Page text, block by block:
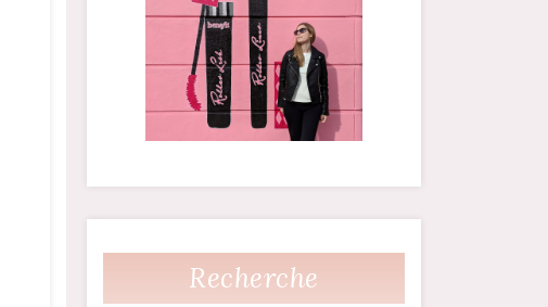
Recherche